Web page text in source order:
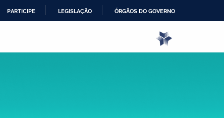
PARTICIPE LEGISLAÇÃO ÓRGÃOS DO GOVERNO